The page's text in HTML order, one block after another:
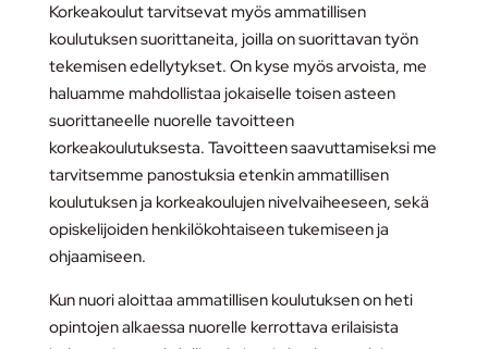
Korkeakoulut tarvitsevat myös ammatillisen
koulutuksen suorittaneita, joilla on suorittavan työn
tekemisen edellytykset. On kyse myös arvoista, me
haluamme mahdollistaa jokaiselle toisen asteen
suorittaneelle nuorelle tavoitteen
korkeakoulutuksesta. Tavoitteen saavuttamiseksi me
tarvitsemme panostuksia etenkin ammatillisen
koulutuksen ja korkeakoulujen nivelvaiheeseen, sekä
opiskelijoiden henkilökohtaiseen tukemiseen ja
ohjaamiseen.
Kun nuori aloittaa ammatillisen koulutuksen on heti
opintojen alkaessa nuorelle kerrottava erilaisista